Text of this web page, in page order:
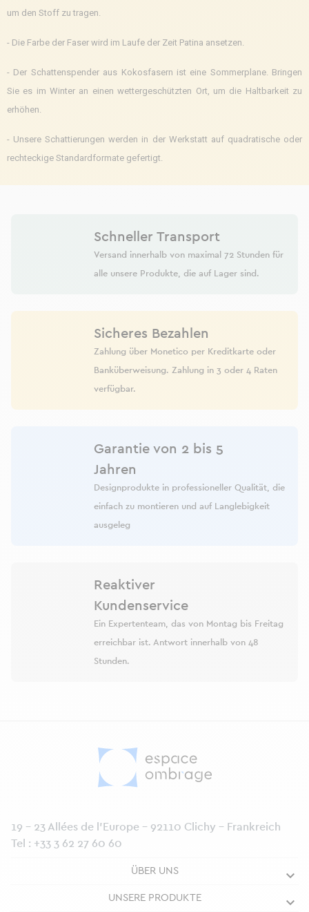
um den Stoff zu tragen.
- Die Farbe der Faser wird im Laufe der Zeit Patina ansetzen.
- Der Schattenspender aus Kokosfasern ist eine Sommerplane. Bringen
Sie es im Winter an einen wettergeschützten Ort, um die Haltbarkeit zu
erhöhen.
- Unsere Schattierungen werden in der Werkstatt auf quadratische oder
rechteckige Standardformate gefertigt.
Schneller Transport
Versand innerhalb von maximal 72 Stunden für
alle unsere Produkte, die auf Lager sind.
Sicheres Bezahlen
Zahlung über Monetico per Kreditkarte oder
Banküberweisung. Zahlung in 3 oder 4 Raten
verfügbar.
Garantie von 2 bis 5
Jahren
Designprodukte in professioneller Qualität, die
einfach zu montieren und auf Langlebigkeit
ausgeleg
Reaktiver
Kundenservice
Ein Expertenteam, das von Montag bis Freitag
erreichbar ist. Antwort innerhalb von 48
Stunden.
19 - 23 Allées de l’Europe - 92110 Clichy - Frankreich
Tel : +33 3 62 27 60 60
ÜBER UNS
UNSERE PRODUKTE